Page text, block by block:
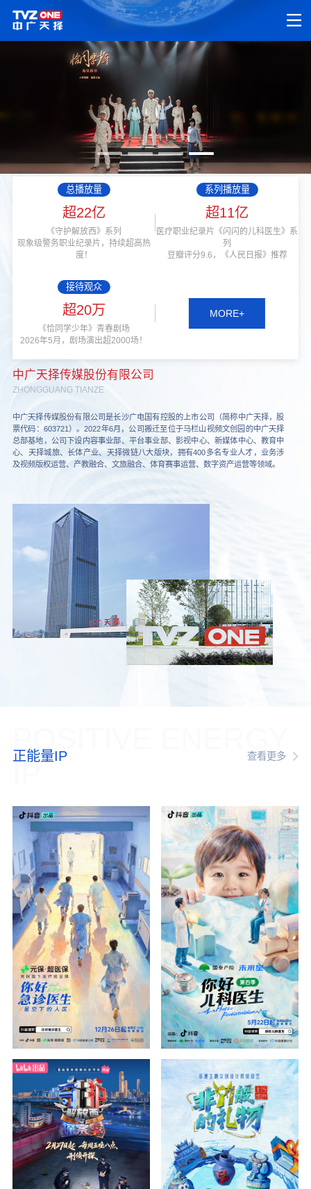
总播放量
超22亿
《守护解放西》系列
现象级警务职业纪录片，持续超高热
度！
系列播放量
超11亿
医疗职业纪录片《闪闪的儿科医生》系
列
豆瓣评分9.6，《人民日报》推荐
接待观众
超20万
《恰同学少年》青春剧场
2026年5月，剧场演出超2000场！
MORE+
中广天择传媒股份有限公司
ZHONGGUANG TIANZE
中广天择传媒股份有限公司是长沙广电国有控股的上市公司（简称中广天择，股
票代码：603721）。2022年6月，公司搬迁至位于马栏山视频文创园的中广天择
总部基地，公司下设内容事业部、平台事业部、影视中心、新媒体中心、教育中
心、天择城旅、长体产业、天择微链八大版块，拥有400多名专业人才，业务涉
及视频版权运营、产教融合、文旅融合、体育赛事运营、数字资产运营等领域。
IP
正能量IP 查看更多